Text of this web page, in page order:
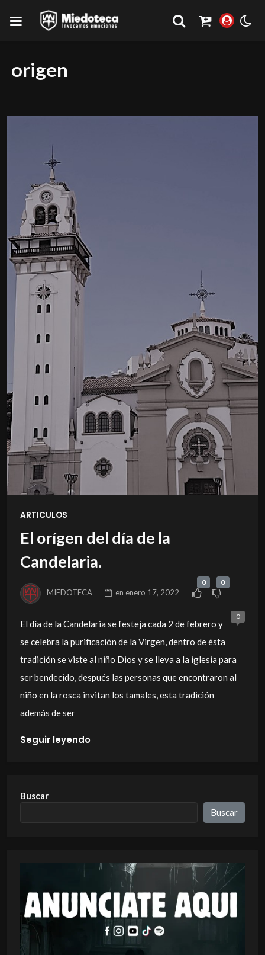
origen
ARTICULOS
El orígen del día de la
Candelaria.
MIEDOTECA en enero 17, 2022
0 0
0
El día de la Candelaria se festeja cada 2 de febrero y
se celebra la purificación de la Virgen, dentro de ésta
tradición se viste al niño Dios y se lleva a la iglesia para
ser bendecido, después las personas que encontraron al
niño en la rosca invitan los tamales, esta tradición
además de ser
Seguir leyendo
Buscar
Buscar